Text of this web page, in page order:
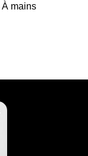
À mains